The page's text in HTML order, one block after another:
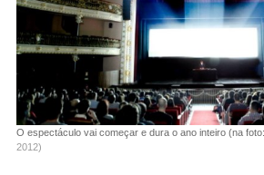
O espectáculo vai começar e dura o ano inteiro (na
2012)